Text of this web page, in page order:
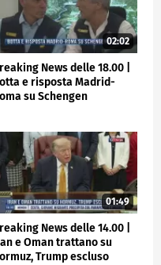
02:02
News delle 18.00 |
e risposta Madrid-
su Schengen
01:49
News delle 14.00 |
e Oman trattano su
Trump escluso